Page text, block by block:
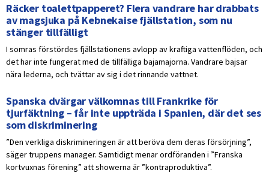
Räcker toalettpapperet? Flera vandrare har drabbats
av magsjuka på Kebnekaise fjällstation, som nu
stänger tillfälligt
I somras förstördes fjällstationens avlopp av kraftiga vattenflöden, och
det har inte fungerat med de tillfälliga bajamajorna. Vandrare bajsar
nära lederna, och tvättar av sig i det rinnande vattnet.
Spanska dvärgar välkomnas till Frankrike för
tjurfäktning – får inte uppträda i Spanien, där det ses
som diskriminering
”Den verkliga diskrimineringen är att beröva dem deras försörjning”,
säger truppens manager. Samtidigt menar ordföranden i ”Franska
kortvuxnas förening” att showerna är ”kontraproduktiva”.